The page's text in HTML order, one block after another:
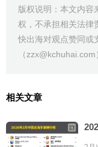
版权说明：本文内容
权，不承担相关法律
快出海对观点赞同或
（zzx@kchuhai.com
相关文章